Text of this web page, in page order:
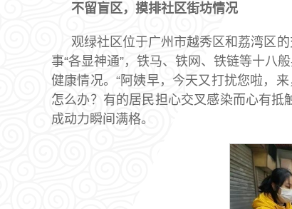
不留盲区，摸排社区街坊情况
观绿社区位于广州市越秀区和荔湾区
事“各显神通”，铁马、铁网、铁链等十八
健康情况。“阿姨早，今天又打扰您啦，
怎么办？有的居民担心交叉感染而心有抵
成动力瞬间满格。